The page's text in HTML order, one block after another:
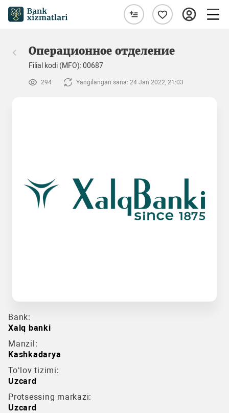
Операционное отделение
Filial kodi (MFO): 00687
294 Yangilangan sana: 24 Jan 2022, 21:03
Bank:
Xalq banki
Manzil:
Kashkadarya
To‘lov tizimi:
Uzcard
Protsessing markazi:
Uzcard